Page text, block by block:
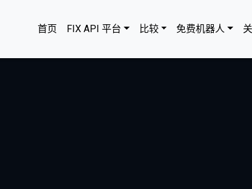
首页 FIX API 平台 比较 免费机器人